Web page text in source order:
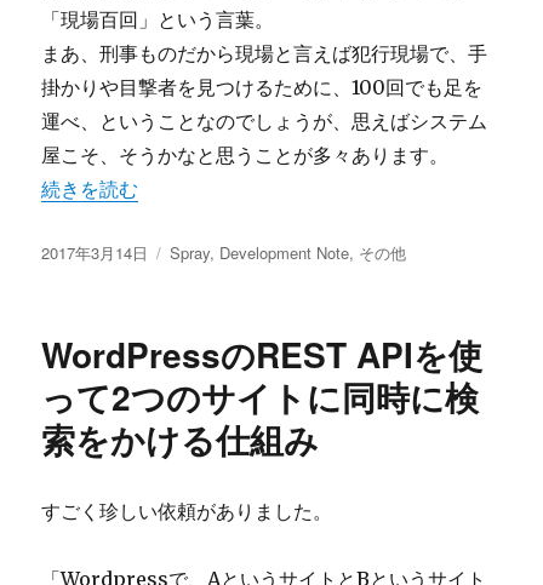
「現場百回」という言葉。
まあ、刑事ものだから現場と言えば犯行現場で、手
掛かりや目撃者を見つけるために、100回でも足を
運べ、ということなのでしょうが、思えばシステム
屋こそ、そうかなと思うことが多々あります。
“現場百回はシステム屋のことかもしれない” の
続きを読む
投
2017年3月14日
カ
ー
Spray, Development Note, その他
WordPressのREST APIを使
って2つのサイトに同時に検
索をかける仕組み
すごく珍しい依頼がありました。
「Wordpressで、AというサイトとBというサイト